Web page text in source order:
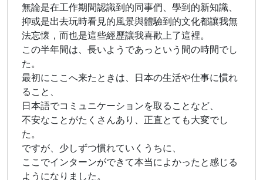
無論是在工作期間認識到的同事們、學到的新知識、
抑或是出去玩時看見的風景與體驗到的文化都讓我無
法忘懷，而也是這些經歷讓我喜歡上了這裡。
この半年間は、長いようであっという間の時間でし
た。
最初にここへ来たときは、日本の生活や仕事に慣れ
ること、
日本語でコミュニケーションを取ることなど、
不安なことがたくさんあり、正直とても大変でし
た。
ですが、少しずつ慣れていくうちに、
ここでインターンができて本当によかったと感じる
ようになりました。